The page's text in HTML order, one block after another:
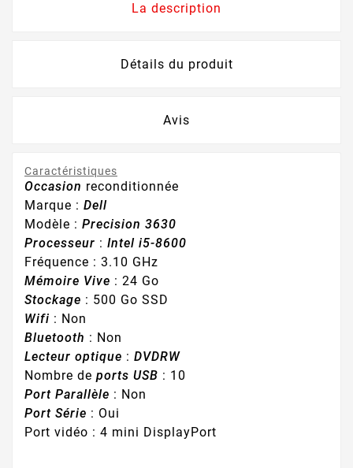
La description
Détails du produit
Avis
Caractéristiques
Occasion reconditionnée
Marque : Dell
Modèle : Precision 3630
Processeur : Intel i5-8600
Fréquence : 3.10 GHz
Mémoire Vive : 24 Go
Stockage : 500 Go SSD
Wifi : Non
Bluetooth : Non
Lecteur optique : DVDRW
Nombre de ports USB : 10
Port Parallèle : Non
Port Série : Oui
Port vidéo : 4 mini DisplayPort